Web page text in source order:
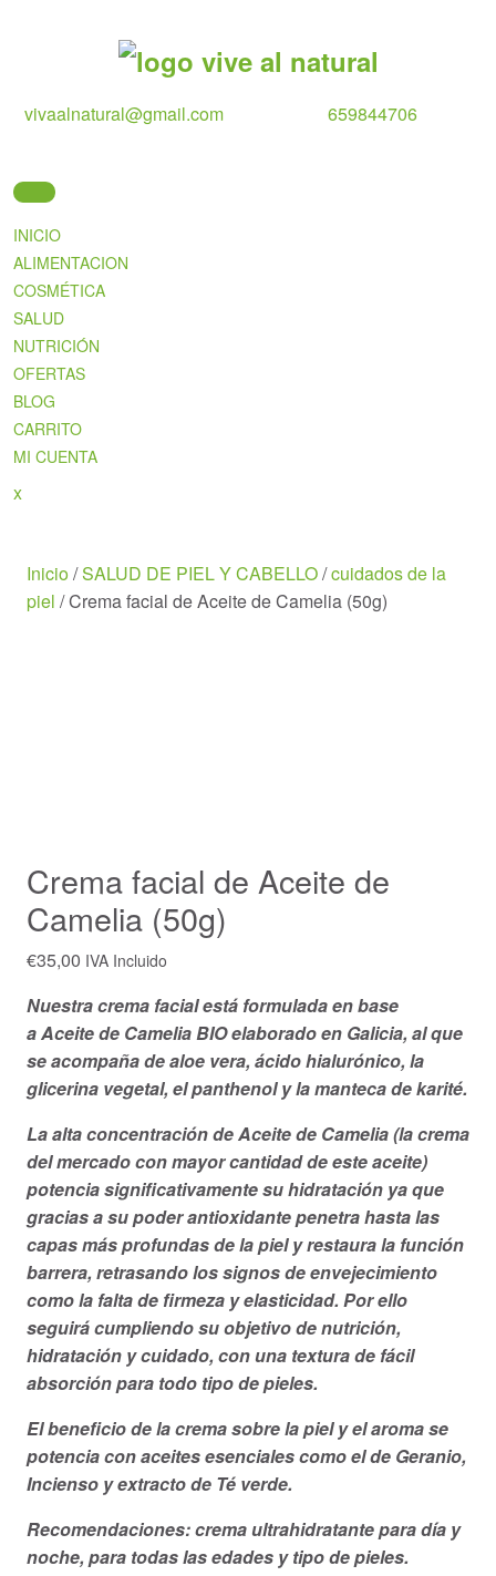
vivaalnatural@gmail.com
659844706
INICIO
ALIMENTACION
COSMÉTICA
SALUD
NUTRICIÓN
OFERTAS
BLOG
CARRITO
MI CUENTA
xClose
Inicio/SALUD DE PIEL Y CABELLO/cuidados de la
piel / Crema facial de Aceite de Camelia (50g)
Crema facial de Aceite de
Camelia (50g)
€35,00 IVA Incluido
Nuestra crema facial está formulada en base
a Aceite de Camelia BIO elaborado en Galicia, al que
se acompaña de aloe vera, ácido hialurónico, la
glicerina vegetal, el panthenol y la manteca de karité.
La alta concentración de Aceite de Camelia (la crema
del mercado con mayor cantidad de este aceite)
potencia significativamente su hidratación ya que
gracias a su poder antioxidante penetra hasta las
capas más profundas de la piel y restaura la función
barrera, retrasando los signos de envejecimiento
como la falta de firmeza y elasticidad. Por ello
seguirá cumpliendo su objetivo de nutrición,
hidratación y cuidado, con una textura de fácil
absorción para todo tipo de pieles.
El beneficio de la crema sobre la piel y el aroma se
potencia con aceites esenciales como el de Geranio,
Incienso y extracto de Té verde.
Recomendaciones: crema ultrahidratante para día y
noche, para todas las edades y tipo de pieles.